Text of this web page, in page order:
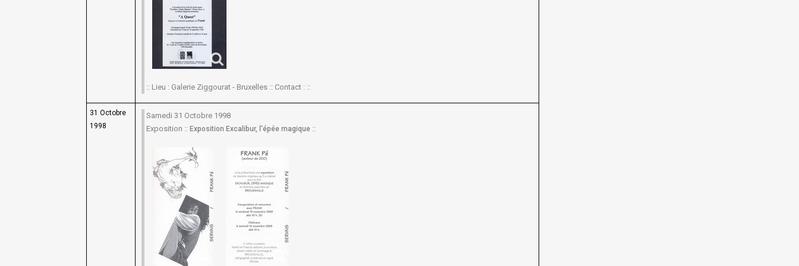
:: Lieu : Galerie Ziggourat - Bruxelles :: Contact : ::
31 Octobre
1998
Samedi 31 Octobre 1998
Exposition :: Exposition Excalibur, l'épée magique ::